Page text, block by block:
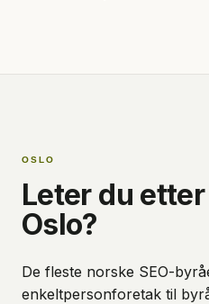
OSLO
Leter du
Oslo?
De fleste norske SEO-
enkeltpersonforetak til